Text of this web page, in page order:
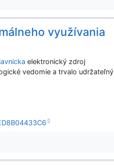
využívania
elektronický zdroj
vedomie a trvalo udržateľný